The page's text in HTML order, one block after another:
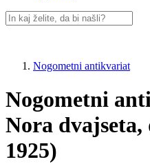
Nogometni antikvariat
Nogometni
Nora dvajseta,
1925)